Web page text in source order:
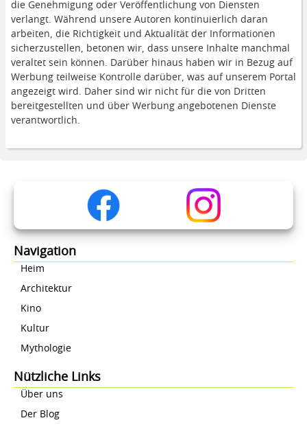
die Genehmigung oder Veröffentlichung von Diensten
verlangt. Während unsere Autoren kontinuierlich daran
arbeiten, die Richtigkeit und Aktualität der Informationen
sicherzustellen, betonen wir, dass unsere Inhalte manchmal
veraltet sein können. Darüber hinaus haben wir in Bezug auf
Werbung teilweise Kontrolle darüber, was auf unserem Portal
angezeigt wird. Daher sind wir nicht für die von Dritten
bereitgestellten und über Werbung angebotenen Dienste
verantwortlich.
Navigation
Heim
Architektur
Kino
Kultur
Mythologie
Nützliche Links
Über uns
Der Blog